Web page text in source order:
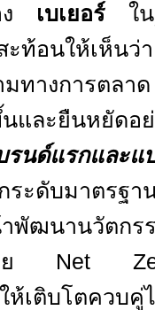
ง เบเยอร์ ใน
ะท้อนให้เห็นว่
มทางการตลา
และยืนหยัดอ
รนด์แรกและแ
ระดับมาตรฐา
าพัฒนานวัตกร
าย Net
ห้เติบโตควบคู่